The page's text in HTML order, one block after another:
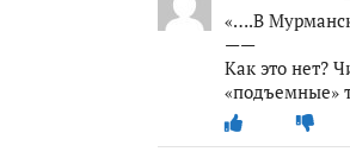
«….В
——
Как это нет?
«подъемные»